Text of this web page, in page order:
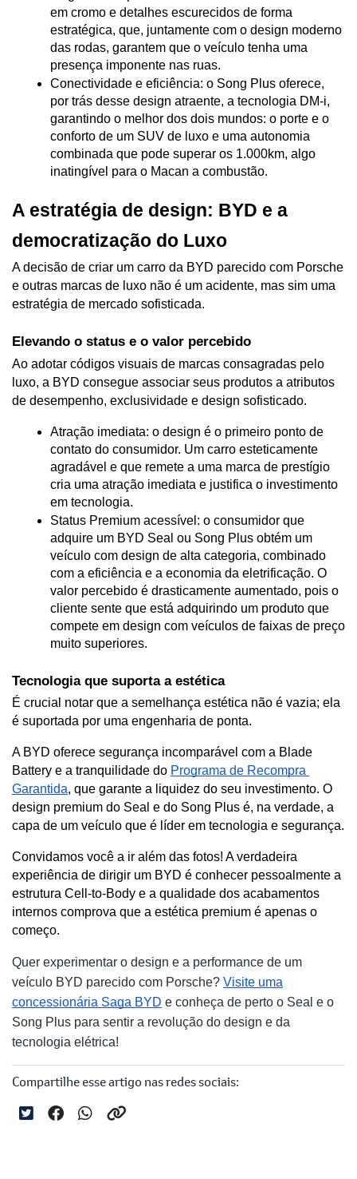
em cromo e detalhes escurecidos de forma
estratégica, que, juntamente com o design moderno
das rodas, garantem que o veículo tenha uma
presença imponente nas ruas.
Conectividade e eficiência: o Song Plus oferece,
por trás desse design atraente, a tecnologia DM-i,
garantindo o melhor dos dois mundos: o porte e o
conforto de um SUV de luxo e uma autonomia
combinada que pode superar os 1.000km, algo
inatingível para o Macan a combustão.
A estratégia de design: BYD e a
democratização do Luxo
A decisão de criar um carro da BYD parecido com Porsche
e outras marcas de luxo não é um acidente, mas sim uma
estratégia de mercado sofisticada.
Elevando o status e o valor percebido
Ao adotar códigos visuais de marcas consagradas pelo
luxo, a BYD consegue associar seus produtos a atributos
de desempenho, exclusividade e design sofisticado.
Atração imediata: o design é o primeiro ponto de
contato do consumidor. Um carro esteticamente
agradável e que remete a uma marca de prestígio
cria uma atração imediata e justifica o investimento
em tecnologia.
Status Premium acessível: o consumidor que
adquire um BYD Seal ou Song Plus obtém um
veículo com design de alta categoria, combinado
com a eficiência e a economia da eletrificação. O
valor percebido é drasticamente aumentado, pois o
cliente sente que está adquirindo um produto que
compete em design com veículos de faixas de preço
muito superiores.
Tecnologia que suporta a estética
É crucial notar que a semelhança estética não é vazia; ela
é suportada por uma engenharia de ponta.
A BYD oferece segurança incomparável com a Blade
Battery e a tranquilidade do Programa de Recompra
Garantida, que garante a liquidez do seu investimento. O
design premium do Seal e do Song Plus é, na verdade, a
capa de um veículo que é líder em tecnologia e segurança.
Convidamos você a ir além das fotos! A verdadeira
experiência de dirigir um BYD é conhecer pessoalmente a
estrutura Cell-to-Body e a qualidade dos acabamentos
internos comprova que a estética premium é apenas o
começo.
Quer experimentar o design e a performance de um
veículo BYD parecido com Porsche? Visite uma
concessionária Saga BYD e conheça de perto o Seal e o
Song Plus para sentir a revolução do design e da
tecnologia elétrica!
Compartilhe esse artigo nas redes sociais: